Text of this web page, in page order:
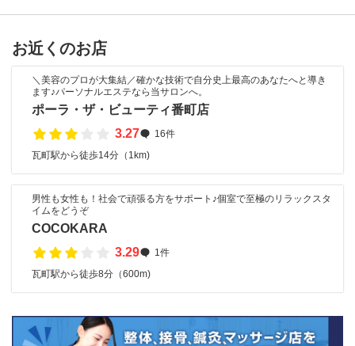
お近くのお店
＼美容のプロが大集結／確かな技術で自分史上最高のあなたへと導き
ます♪パーソナルエステなら当サロンへ。
ポーラ・ザ・ビューティ番町店
3.27
16件
瓦町駅から徒歩14分（1km)
男性も女性も！社会で頑張る方をサポート♪個室で至極のリラックスタ
イムをどうぞ
COCOKARA
3.29
1件
瓦町駅から徒歩8分（600m)